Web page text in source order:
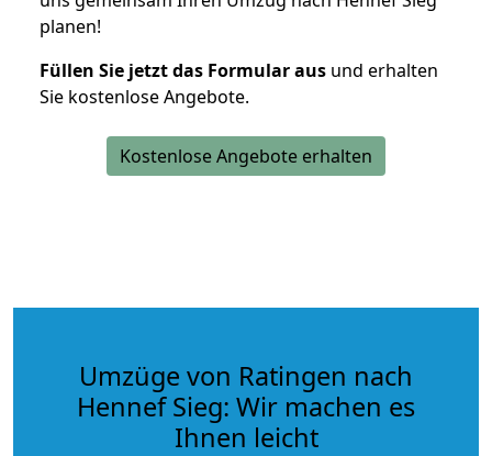
planen!
Füllen Sie jetzt das Formular aus und erhalten
Sie kostenlose Angebote.
Kostenlose Angebote erhalten
Umzüge von Ratingen nach
Hennef Sieg: Wir machen es
Ihnen leicht